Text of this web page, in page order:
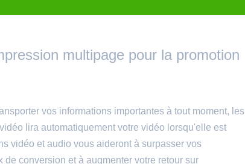
multipage pour la promotion
vos informations importantes à tout moment, les
lira automatiquement votre vidéo lorsqu'elle est
vidéo et audio vous aideront à surpasser vos
conversion et à augmenter votre retour sur